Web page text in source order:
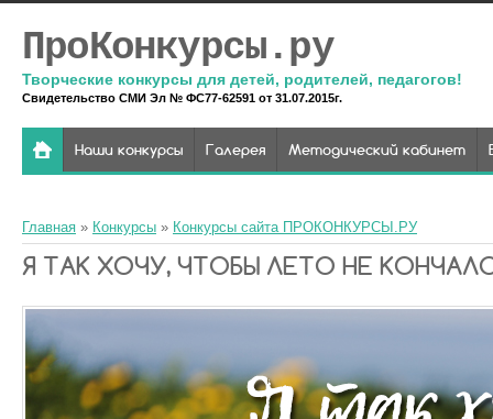
ПроКонкурсы.ру
Творческие конкурсы для детей, родителей, педагогов!
Свидетельство СМИ Эл № ФС77-62591 от 31.07.2015г.
Наши конкурсы Галерея Методический кабинет
Главная » Конкурсы » Конкурсы сайта ПРОКОНКУРСЫ.РУ
Я ТАК ХОЧУ, ЧТОБЫ ЛЕТО НЕ